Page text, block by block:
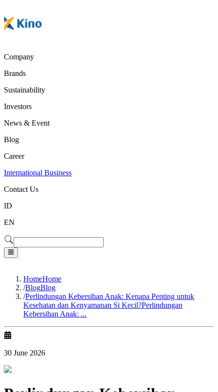
Company
Brands
Sustainability
Investors
News & Event
Blog
Career
International Business
Contact Us
ID
EN
HomeHome
/BlogBlog
/Perlindungan Kebersihan Anak: Kenapa Penting untuk
Kesehatan dan Kenyamanan Si Kecil?Perlindungan
Kebersihan Anak: ...
30 June 2026